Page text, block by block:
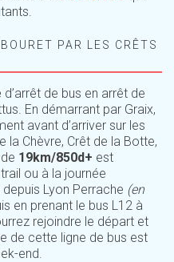
PAR LES CRÊTS
d’arrêt de bus en arrêt de
En démarrant par Graix,
avant d’arriver sur les
la Chèvre, Crêt de la Botte,
19km/850d+ est
ou à la journée
Lyon Perrache (en
en prenant le bus L12 à
rejoindre le départ et
de cette ligne de bus est
end.